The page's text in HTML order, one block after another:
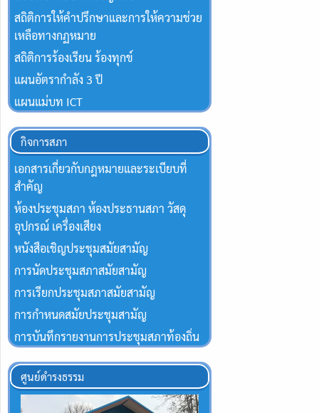
สถิติการให้คำปรึกษาและการให้ความช่วย
เหลือทางกฏหมาย
สถิติการร้องเรียน ร้องทุกข์
แผนอัตรากำลัง 3 ปี
แผนแม่บท ICT
กิจการสภา
เอกสารเกี่ยวกับกฎหมายและระเบียบที่
สำคัญ
ห้องประชุมสภา ห้องประธานสภา วัสดุ
อุปกรณ์ เครื่องเสียง
หนังสือเชิญประชุมสมัยสามัญ
การนัดประชุมสภาสมัยสามัญ
การเรียกประชุมสภาสมัยสามัญ
การกำหนดสมัยประชุมสามัญ
การบันทึกรายงานการประชุมสภาท้องถิ่น
ศูนย์ดำรงธรรม